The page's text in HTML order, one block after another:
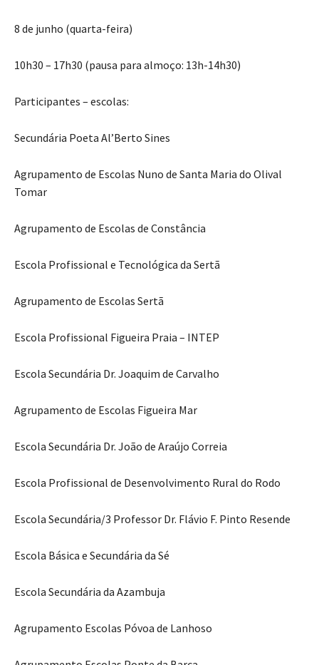
8 de junho (quarta-feira)
10h30 – 17h30 (pausa para almoço: 13h-14h30)
Participantes – escolas:
Secundária Poeta Al’Berto Sines
Agrupamento de Escolas Nuno de Santa Maria do Olival
Tomar
Agrupamento de Escolas de Constância
Escola Profissional e Tecnológica da Sertã
Agrupamento de Escolas Sertã
Escola Profissional Figueira Praia – INTEP
Escola Secundária Dr. Joaquim de Carvalho
Agrupamento de Escolas Figueira Mar
Escola Secundária Dr. João de Araújo Correia
Escola Profissional de Desenvolvimento Rural do Rodo
Escola Secundária/3 Professor Dr. Flávio F. Pinto Resende
Escola Básica e Secundária da Sé
Escola Secundária da Azambuja
Agrupamento Escolas Póvoa de Lanhoso